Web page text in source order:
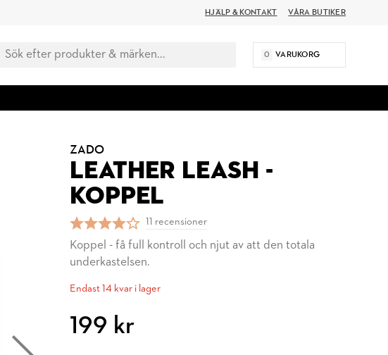
HJÄLP & KONTAKT VÅRA BUTIKER
0 VARUKORG
ZADO
LEATHER LEASH -
KOPPEL
11 recensioner
Koppel - få full kontroll och njut av att den totala
underkastelsen.
Endast 14 kvar i lager
199 kr